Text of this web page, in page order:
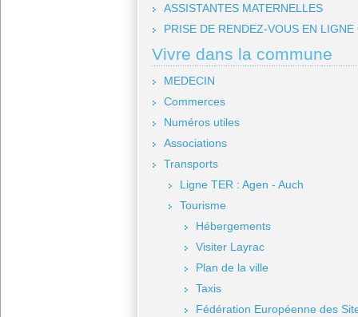
ASSISTANTES MATERNELLES
PRISE DE RENDEZ-VOUS EN
Vivre dans la commune
MEDECIN
Commerces
Numéros utiles
Associations
Transports
Ligne TER : Agen - Auch
Tourisme
Hébergements
Visiter Layrac
Plan de la ville
Taxis
Fédération Européenne des